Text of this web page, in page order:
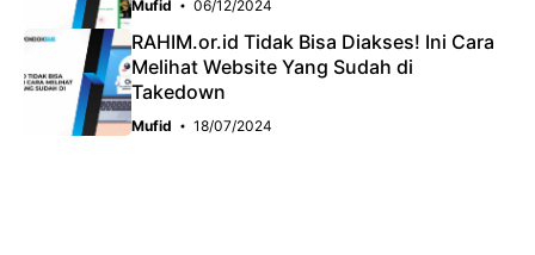
Mufid 06/12/2024
RAHIM.or.id Tidak Bisa Diakses! Ini Cara
Melihat Website Yang Sudah di
Takedown
Mufid 18/07/2024